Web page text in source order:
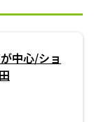
中心/ショ